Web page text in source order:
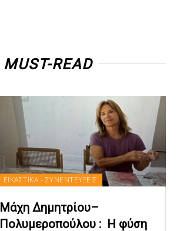
MUST-READ
ΕΙΚΑΣΤΙΚΑ - ΣΥΝΕΝΤΕΥΞΕΙΣ
Μάχη Δημητρίου–
Πολυμεροπούλου : Η φύση